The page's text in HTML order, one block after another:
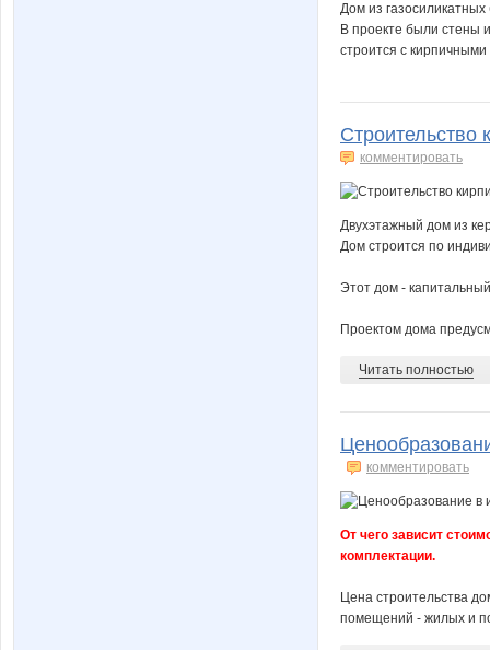
Дом из
В проекте были стены
строится с
Строительство
комментировать
Двухэтажный дом из
Дом строится по
Этот дом -
Проектом дома
Читать полностью
комментировать
От чего зависит
комплектации.
Цена строительства
помещений - жилых и